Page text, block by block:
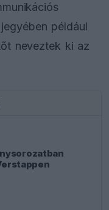
például
neveztek ki az